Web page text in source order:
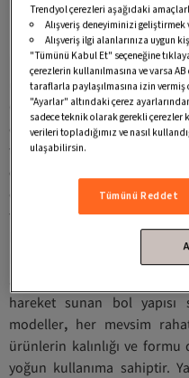
ürünler, unisex modelleriyle
Çocukların ilgisini çeken
eşofman takımı
tavşan veya unicorn
çocuk eşofman takımı
çocukların yoğun ilgi
tarafından sıklıkla
Erkek
hareket sunan bol yapısı
modeller, her mevsim
ürünlerin kalınlığı ve
yoğun kullanıma sahiptir.
Trendyol çerezleri aşağıdaki
Alışveriş deneyiminizi
Alışveriş ilgi alanlarınıza uygun
"Tümünü Kabul Et" seçeneğine
çerezlerin kullanılmasına ve varsa
taraflarla paylaşılmasına izin
"Ayarlar" altındaki çerez
sadece teknik olarak gerekli çerezler
verileri topladığımız ve nasıl
ulaşabilirsin.
Tümünü Reddet